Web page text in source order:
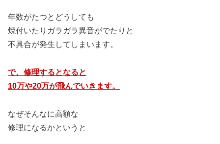
年数がたつとどうしても
焼付いたりガラガラ異音がでたりと
不具合が発生してしまいます。
で、修理するとなると
10万や20万が飛んでいきます。
なぜそんなに高額な
修理になるかというと